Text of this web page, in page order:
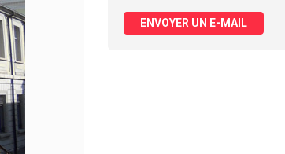
ENVOYER UN E-MAIL